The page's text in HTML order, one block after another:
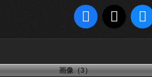
画像（3）